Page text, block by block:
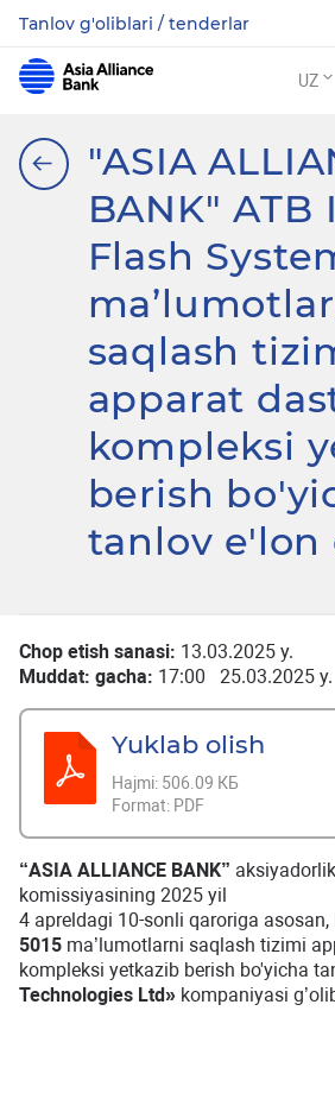
Tanlov g'oliblari / tenderlar
UZ
"ASIA
BANK" ATB
Flash
saqlash
apparat
kompleksi
berish
tanlov e'lon
Chop etish sanasi: 13.03.2025 y.
Muddat: gacha: 17:00 25.03.2025 y.
Yuklab olish
Hajmi: 506.09 КБ
Format: PDF
“ASIA ALLIANCE BANK”
komissiyasining 2025 yil
4 apreldagi 10-sonli qaroriga asosan,
5015 ma’lumotlarni saqlash tizimi
kompleksi yetkazib berish bo'yicha
Technologies Ltd» kompaniyasi